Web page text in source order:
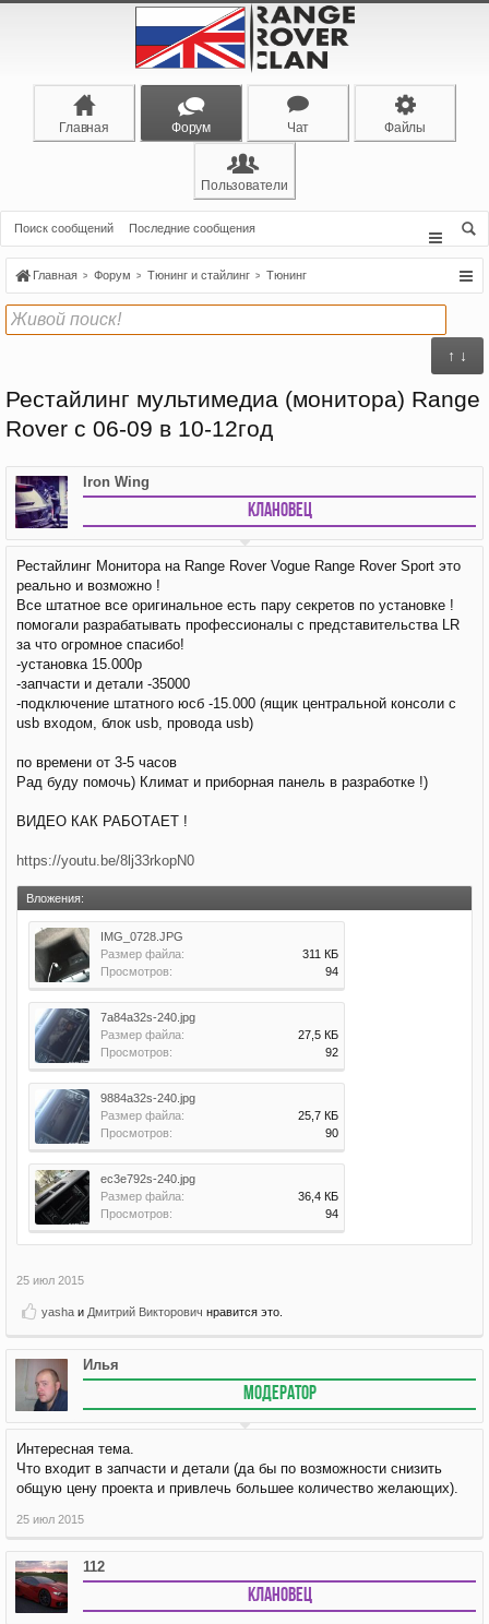
Главная Форум Чат Файлы
Пользователи
Поиск сообщений Последние сообщения
Главная Форум Тюнинг и стайлинг Тюнинг
↑ ↓
Рестайлинг мультимедиа (монитора) Range
Rover с 06-09 в 10-12год
Iron Wing
Клановец
Рестайлинг Монитора на Range Rover Vogue Range Rover Sport это
реально и возможно !
Все штатное все оригинальное есть пару секретов по установке !
помогали разрабатывать профессионалы с представительства LR
за что огромное спасибо!
-установка 15.000р
-запчасти и детали -35000
-подключение штатного юсб -15.000 (ящик центральной консоли с
usb входом, блок usb, провода usb)
по времени от 3-5 часов
Рад буду помочь) Климат и приборная панель в разработке !)
ВИДЕО КАК РАБОТАЕТ !
https://youtu.be/8lj33rkopN0
Вложения:
IMG_0728.JPG
Размер файла:
311 КБ
Просмотров:
94
7a84a32s-240.jpg
Размер файла:
27,5 КБ
Просмотров:
92
9884a32s-240.jpg
Размер файла:
25,7 КБ
Просмотров:
90
ec3e792s-240.jpg
Размер файла:
36,4 КБ
Просмотров:
94
25 июл 2015
yasha и Дмитрий Викторович нравится это.
Илья
МОДЕРАТОР
Интересная тема.
Что входит в запчасти и детали (да бы по возможности снизить
общую цену проекта и привлечь большее количество желающих).
25 июл 2015
112
Клановец